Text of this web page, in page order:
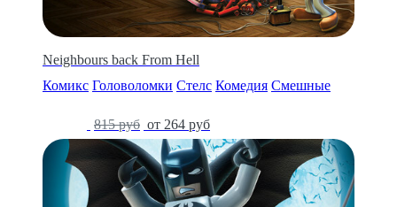
Neighbours back From Hell
Комикс Головоломки Стелс Комедия Смешные
815 руб от 264 руб